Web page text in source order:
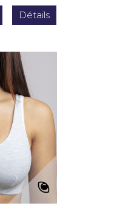
Détails